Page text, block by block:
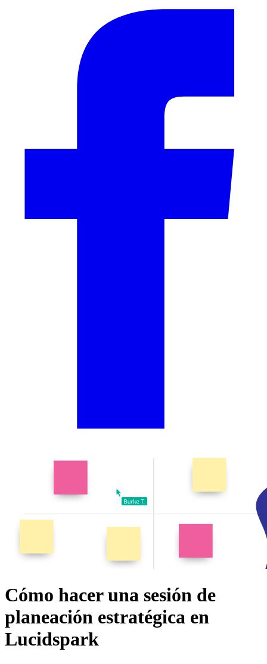
Cómo hacer una sesión de
planeación estratégica en
Lucidspark